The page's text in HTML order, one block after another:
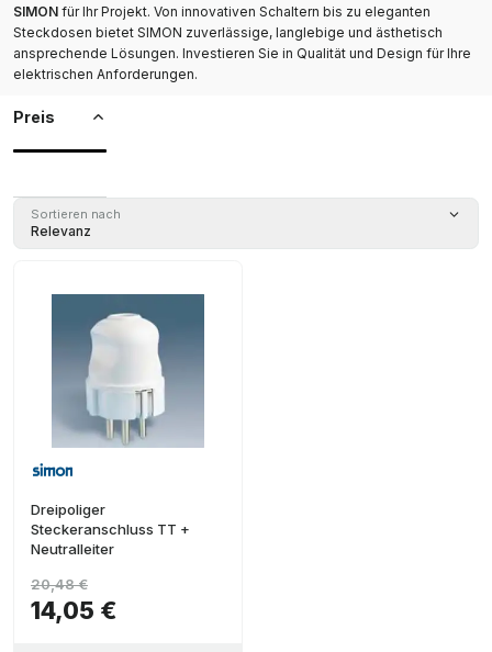
SIMON für Ihr Projekt. Von innovativen Schaltern bis zu eleganten
Steckdosen bietet SIMON zuverlässige, langlebige und ästhetisch
ansprechende Lösungen. Investieren Sie in Qualität und Design für Ihre
elektrischen Anforderungen.
Preis
Sortieren nach
Relevanz
Dreipoliger
Steckeranschluss TT +
Neutralleiter
14,05 €
20,48 €